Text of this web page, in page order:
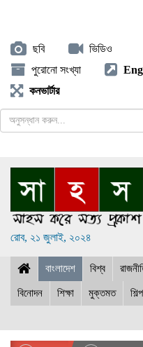
ছবি
ভিডিও
পুরোনো সংখ্যা
কনভার্টার
রোব, ২১ জুলাই, ২০২৪
বাংলাদেশ বিশ্ব
বিনোদন শিক্ষা মুক্তমত